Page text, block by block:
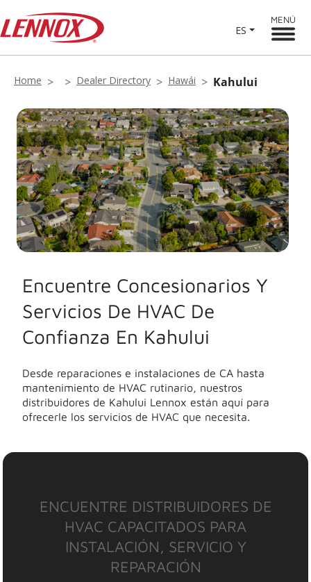
ES
MENÚ
Home Dealer Directory Hawái Kahului
Encuentre Concesionarios Y
Servicios De HVAC De
Confianza En Kahului
Desde reparaciones e instalaciones de CA hasta
mantenimiento de HVAC rutinario, nuestros
distribuidores de Kahului Lennox están aquí para
ofrecerle los servicios de HVAC que necesita.
ENCUENTRE DISTRIBUIDORES DE
HVAC CAPACITADOS PARA
INSTALACIÓN, SERVICIO Y
REPARACIÓN